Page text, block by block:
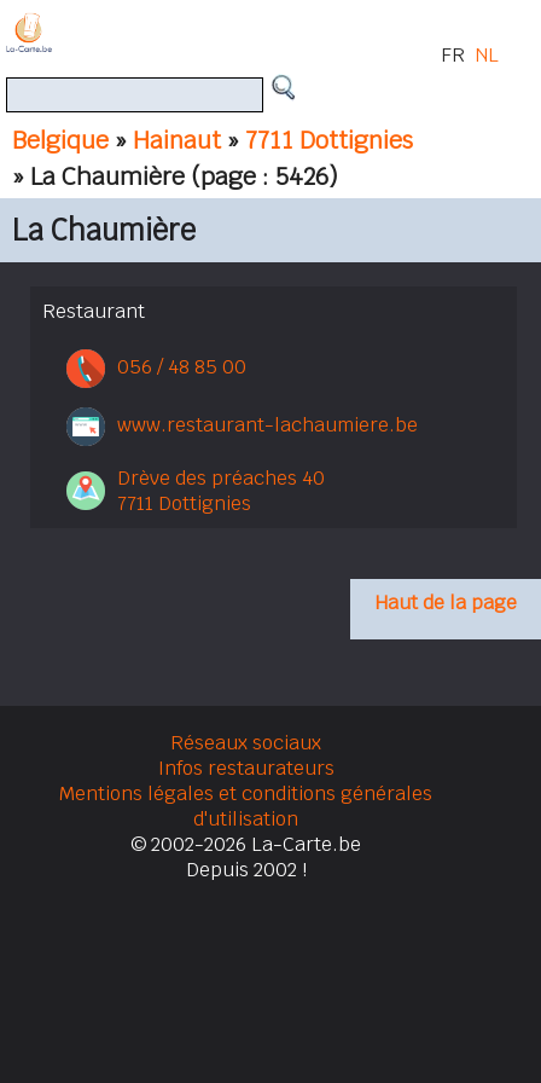
Belgique » Hainaut» 7711 Dottignies
» La Chaumière (page : 5426)
FR NL
La Chaumière
Restaurant
056 / 48 85 00
www.restaurant-lachaumiere.be
Drève des préaches 40
7711 Dottignies
Haut de la page
Réseaux sociaux
Infos restaurateurs
Mentions légales et conditions générales
d'utilisation
© 2002-2026 La-Carte.be
Depuis 2002 !